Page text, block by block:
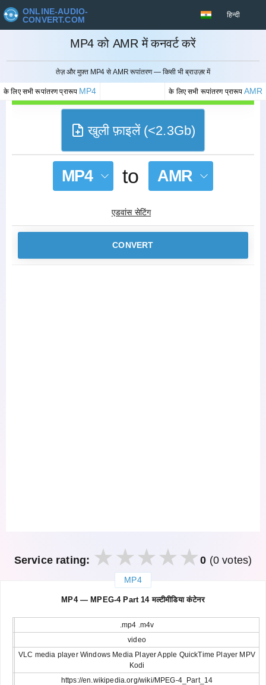
ONLINE-AUDIO-
CONVERT.COM
हिन्दी
MP4 को AMR में कनवर्ट करें
तेज़ और मुफ़्त MP4 से AMR रूपांतरण — किसी भी ब्राउज़र में
के लिए सभी रूपांतरण प्रारूप MP4 के लिए सभी रूपांतरण प्रारूपAMR
रद्द करना
खुली फ़ाइलें (<2.3Gb)
MP4 to AMR
एडवांस सेटिंग
CONVERT
Service rating: 0 (0 votes)
MP4
MP4 — MPEG-4 Part 14 मल्टीमीडिया कंटेनर
.mp4 .m4v
video
VLC media player Windows Media Player Apple QuickTime Player MPV
Kodi
https://en.wikipedia.org/wiki/MPEG-4_Part_14